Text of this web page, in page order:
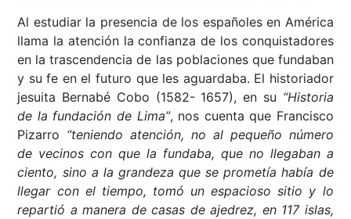
Al estudiar la presencia de los españoles en América
llama la atención la confianza de los conquistadores
en la trascendencia de las poblaciones que fundaban
y su fe en el futuro que les aguardaba. El historiador
jesuita Bernabé Cobo (1582- 1657), en su “Historia
de la fundación de Lima”, nos cuenta que Francisco
Pizarro “teniendo atención, no al pequeño número
de vecinos con que la fundaba, que no llegaban a
ciento, sino a la grandeza que se prometía había de
llegar con el tiempo, tomó un espacioso sitio y lo
repartió a manera de casas de ajedrez, en 117 islas,